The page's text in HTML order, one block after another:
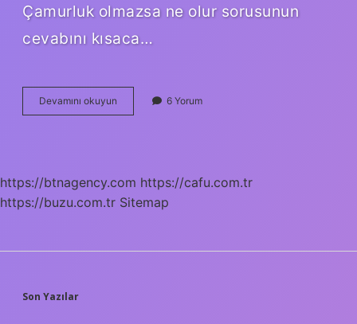
Çamurluk olmazsa ne olur sorusunun
cevabını kısaca…
Devamını okuyun Çamurluk
Değişimi
6 Yorum
https://btnagency.com https://cafu.com.tr
https://buzu.com.tr Sitemap
SIDEBAR
Son Yazılar